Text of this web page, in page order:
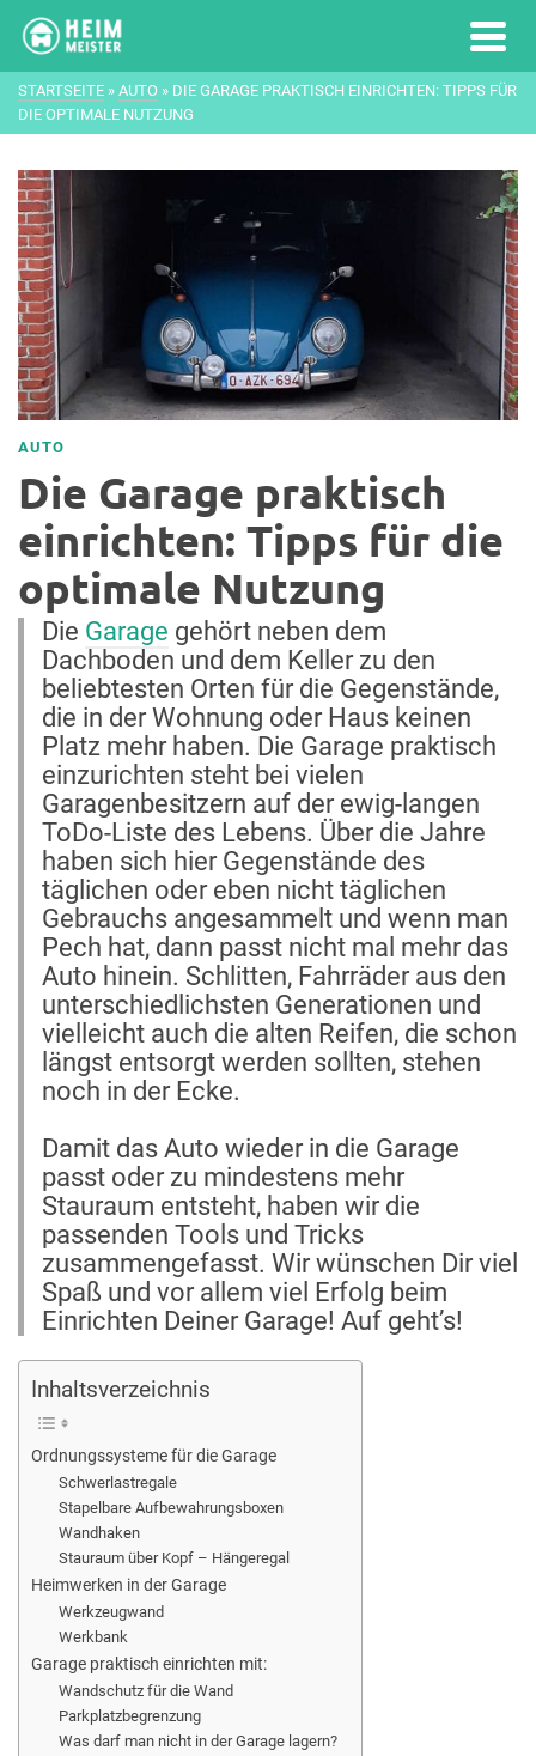
STARTSEITE » AUTO » DIE GARAGE PRAKTISCH EINRICHTEN: TIPPS FÜR
DIE OPTIMALE NUTZUNG
AUTO
Die Garage praktisch
einrichten: Tipps für die
optimale Nutzung
Die Garage gehört neben dem
Dachboden und dem Keller zu den
beliebtesten Orten für die Gegenstände,
die in der Wohnung oder Haus keinen
Platz mehr haben. Die Garage praktisch
einzurichten steht bei vielen
Garagenbesitzern auf der ewig-langen
ToDo-Liste des Lebens. Über die Jahre
haben sich hier Gegenstände des
täglichen oder eben nicht täglichen
Gebrauchs angesammelt und wenn man
Pech hat, dann passt nicht mal mehr das
Auto hinein. Schlitten, Fahrräder aus den
unterschiedlichsten Generationen und
vielleicht auch die alten Reifen, die schon
längst entsorgt werden sollten, stehen
noch in der Ecke.
Damit das Auto wieder in die Garage
passt oder zu mindestens mehr
Stauraum entsteht, haben wir die
passenden Tools und Tricks
zusammengefasst. Wir wünschen Dir viel
Spaß und vor allem viel Erfolg beim
Einrichten Deiner Garage! Auf geht’s!
Inhaltsverzeichnis
Ordnungssysteme für die Garage
Schwerlastregale
Stapelbare Aufbewahrungsboxen
Wandhaken
Stauraum über Kopf – Hängeregal
Heimwerken in der Garage
Werkzeugwand
Werkbank
Garage praktisch einrichten mit:
Wandschutz für die Wand
Parkplatzbegrenzung
Was darf man nicht in der Garage lagern?